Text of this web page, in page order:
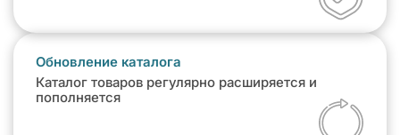
Обновление каталога
Каталог товаров регулярно расширяется и
пополняется